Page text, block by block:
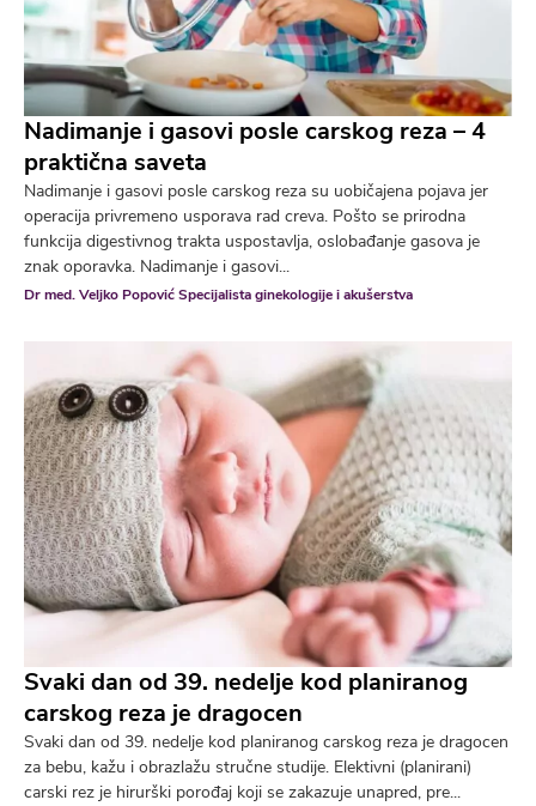
Nadimanje i gasovi posle carskog reza – 4
praktična saveta
Nadimanje i gasovi posle carskog reza su uobičajena pojava jer
operacija privremeno usporava rad creva. Pošto se prirodna
funkcija digestivnog trakta uspostavlja, oslobađanje gasova je
znak oporavka. Nadimanje i gasovi...
Dr med. Veljko Popović Specijalista ginekologije i akušerstva
Svaki dan od 39. nedelje kod planiranog
carskog reza je dragocen
Svaki dan od 39. nedelje kod planiranog carskog reza je dragocen
za bebu, kažu i obrazlažu stručne studije. Elektivni (planirani)
carski rez je hirurški porođaj koji se zakazuje unapred, pre...